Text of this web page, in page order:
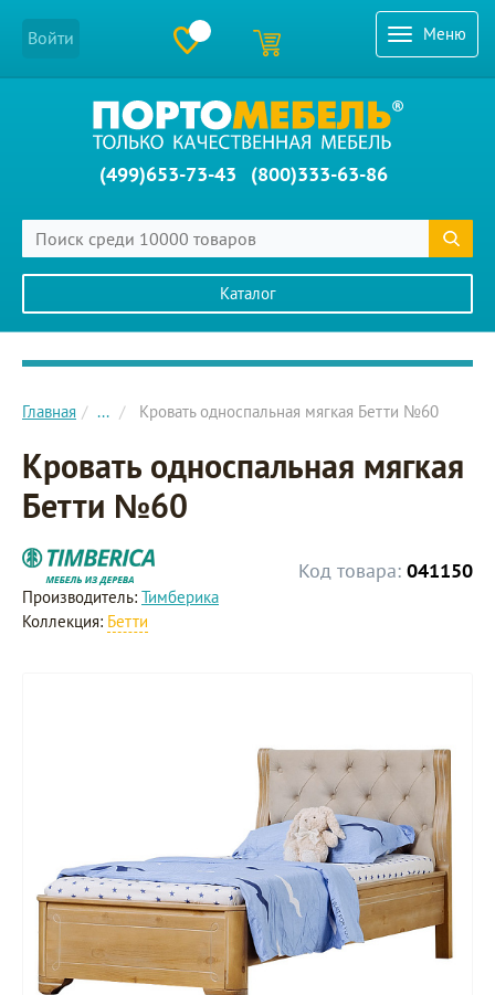
Меню
Войти
(499)653-73-43 (800)333-63-86
Каталог
Главное меню сайта
Главная ... Кровать односпальная мягкая Бетти №60
Кровать односпальная мягкая
Бетти №60
Код товара: 041150
Производитель: Тимберика
Коллекция: Бетти